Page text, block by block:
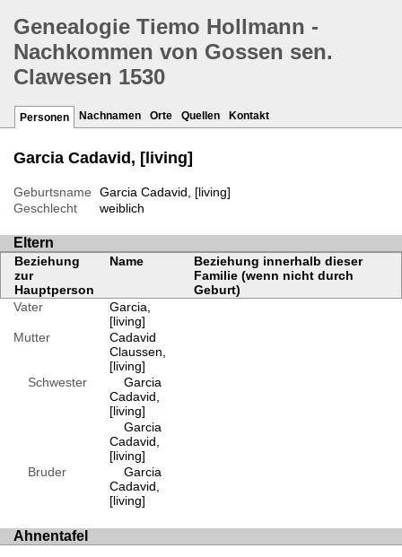
Genealogie Tiemo Hollmann -
Nachkommen von Gossen sen.
Clawesen 1530
Personen Nachnamen Orte Quellen Kontakt
Garcia Cadavid, [living]
Geburtsname
Garcia Cadavid, [living]
Geschlecht
weiblich
Eltern
Beziehung
zur
Hauptperson
Name
Beziehung innerhalb dieser
Familie (wenn nicht durch
Geburt)
Vater
Garcia,
[living]
Mutter
Cadavid
Claussen,
[living]
Schwester
Garcia
Cadavid,
[living]
Garcia
Cadavid,
[living]
Bruder
Garcia
Cadavid,
[living]
Ahnentafel